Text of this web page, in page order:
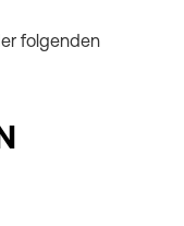
folgenden